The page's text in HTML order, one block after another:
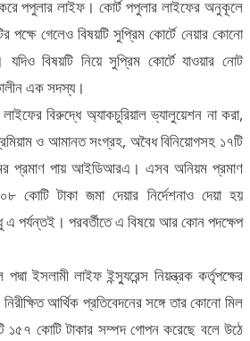
করে পপুলার লাইফ। কোর্ট পপুলার লাইফের অনুকূলে
পক্ষে গেলেও বিষয়টি সুপ্রিম কোর্টে নেয়ার কোনো
বিষয়টি নিয়ে সুপ্রিম কোর্টে যাওয়ার নোট
এক সদস্য।
বিরুদ্ধে অ্যাকচুরিয়াল ভ্যালুয়েশন না করা,
ও আমানত সংগ্রহ, অবৈধ বিনিয়োগসহ ১৭টি
প্রমাণ পায় আইডিআরএ। এসব অনিয়ম প্রমাণ
কোটি টাকা জমা দেয়ার নির্দেশনাও দেয়া হয়
পরবর্তীতে এ বিষয়ে আর কোন পদক্ষেপ
ইসলামী লাইফ ইন্স্যুরেন্স নিয়ন্ত্রক কর্তৃপক্ষের
আর্থিক প্রতিবেদনের সঙ্গে তার কোনো মিল
১৫৭ কোটি টাকার সম্পদ গোপন করেছে বলে উঠে